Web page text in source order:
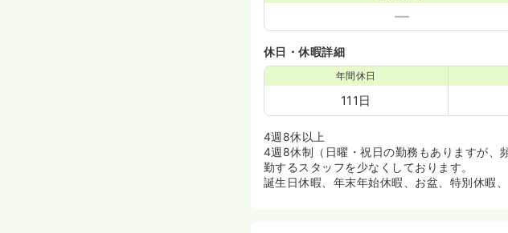
休日・休暇詳細
年間休日
111日
4週8休以上
4週8休制（日曜・祝日の勤務もありますが、
勤するスタッフを少なくしております。
誕生日休暇、年末年始休暇、お盆、特別休暇